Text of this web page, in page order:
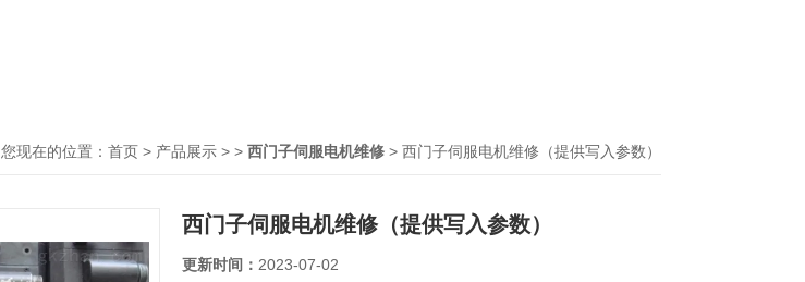
您现在的位置： 首页 > 产品展示 > > 西门子伺服电机维修 > 西门子伺服电机维修（提供写入参数）
西门子伺服电机维修（提供写入参数）
更新时间： 2023-07-02